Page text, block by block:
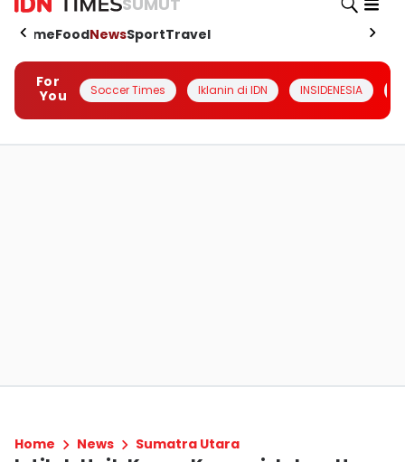
HomeFoodNewsSportTravel
For
You
Soccer Times Iklanin di IDN INSIDENESIA
Home News Sumatra Utara